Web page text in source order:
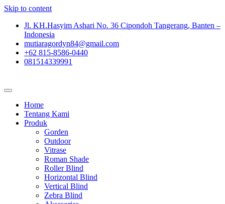
Skip to content
Jl. KH.Hasyim Ashari No. 36 Cipondoh Tangerang, Banten –
Indonesia
mutiaragordyn84@gmail.com
+62 815-8586-0440
081514339991
Home
Tentang Kami
Produk
Gorden
Outdoor
Vitrase
Roman Shade
Roller Blind
Horizontal Blind
Vertical Blind
Zebra Blind